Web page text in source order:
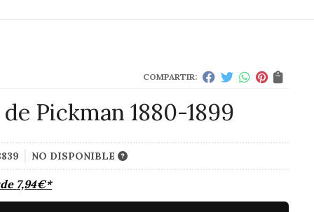
COMPARTIR:
Pickman 1880-1899
NO DISPONIBLE
7,94€*